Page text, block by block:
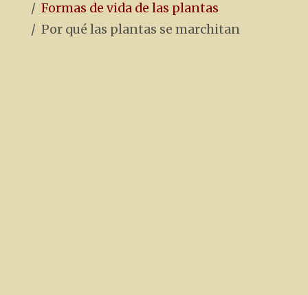
Formas de vida de las plantas
Por qué las plantas se marchitan